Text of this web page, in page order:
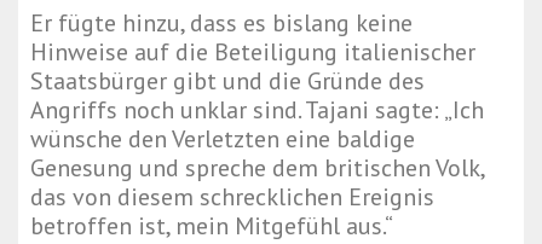
Er fügte hinzu, dass es bislang keine
Hinweise auf die Beteiligung italienischer
Staatsbürger gibt und die Gründe des
Angriffs noch unklar sind. Tajani sagte: „Ich
wünsche den Verletzten eine baldige
Genesung und spreche dem britischen Volk,
das von diesem schrecklichen Ereignis
betroffen ist, mein Mitgefühl aus.“